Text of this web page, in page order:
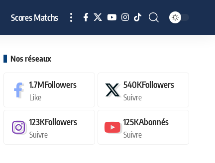
Scores Matchs
Nos réseaux
1.7MFollowers
Like
540KFollowers
Suivre
123KFollowers
Suivre
125KAbonnés
Suivre